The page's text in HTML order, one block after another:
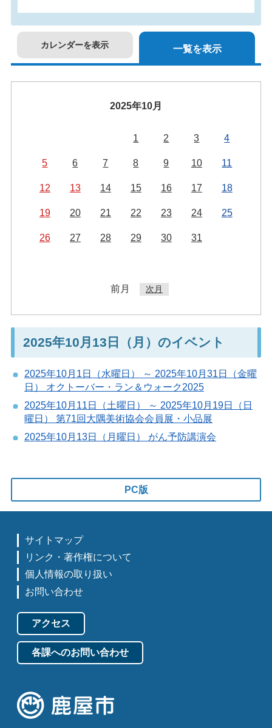
カレンダーを表示 一覧を表示
2025年10月
1 2 3 4
5 6 7 8 9 10 11
12 13 14 15 16 17 18
19 20 21 22 23 24 25
26 27 28 29 30 31
前月 次月
2025年10月13日（月）のイベント
2025年10月1日（水曜日） ～ 2025年10月31日（金曜
日） オクトーバー・ラン＆ウォーク2025
2025年10月11日（土曜日） ～ 2025年10月19日（日
曜日） 第71回大隅美術協会会員展・小品展
2025年10月13日（月曜日） がん予防講演会
PC版
サイトマップ
リンク・著作権について
個人情報の取り扱い
お問い合わせ
アクセス
各課へのお問い合わせ